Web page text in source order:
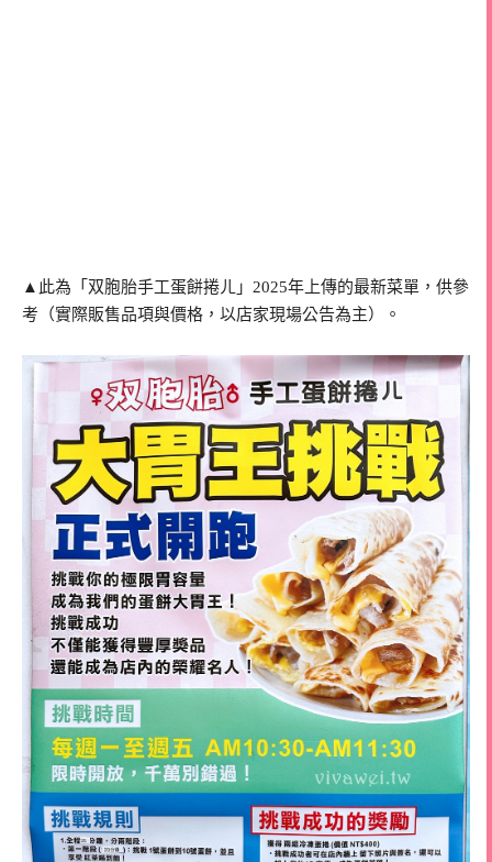
▲此為「双胞胎手工蛋餅捲ㄦ」2025年上傳的最新菜單，供參
考（實際販售品項與價格，以店家現場公告為主）。